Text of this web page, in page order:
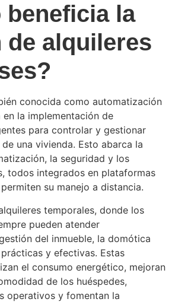
beneficia la
de alquileres
conocida como automatización
en la implementación de
para controlar y gestionar
una vivienda. Esto abarca la
la seguridad y los
todos integrados en plataformas
su manejo a distancia.
temporales, donde los
pueden atender
del inmueble, la domótica
y efectivas. Estas
el consumo energético, mejoran
de los huéspedes,
operativos y fomentan la